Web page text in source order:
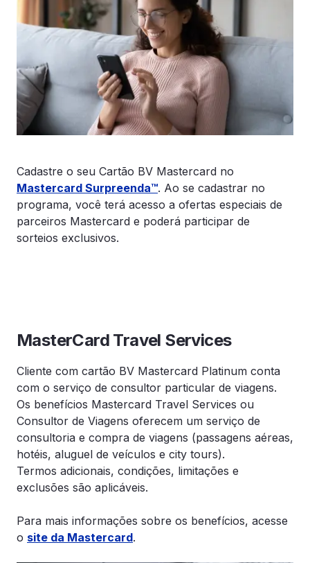
Cadastre o seu Cartão BV Mastercard no
Mastercard Surpreenda™. Ao se cadastrar no
programa, você terá acesso a ofertas especiais de
parceiros Mastercard e poderá participar de
sorteios exclusivos.
MasterCard Travel Services
Cliente com cartão BV Mastercard Platinum conta
com o serviço de consultor particular de viagens.
Os benefícios Mastercard Travel Services ou
Consultor de Viagens oferecem um serviço de
consultoria e compra de viagens (passagens aéreas,
hotéis, aluguel de veículos e city tours).
Termos adicionais, condições, limitações e
exclusões são aplicáveis.
Para mais informações sobre os benefícios, acesse
o site da Mastercard.